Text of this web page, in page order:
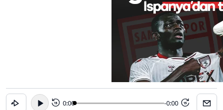
15 0:00 -0:00 15